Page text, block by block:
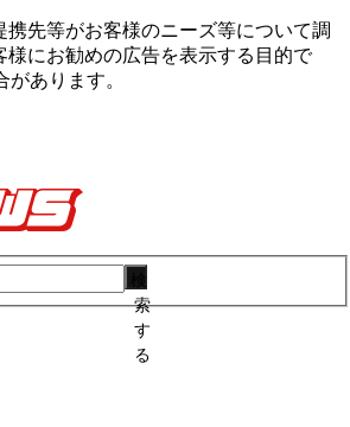
携先等がお客様のニーズ等について調
様にお勧めの広告を表⽰する⽬的で
があります。
索
す
る